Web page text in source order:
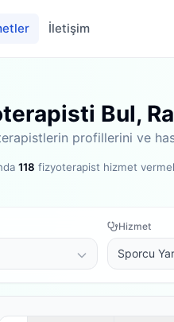
İletişim
Bul,
profillerini ve
118 fizyoterapist hizmet
Hizmet
Sporcu